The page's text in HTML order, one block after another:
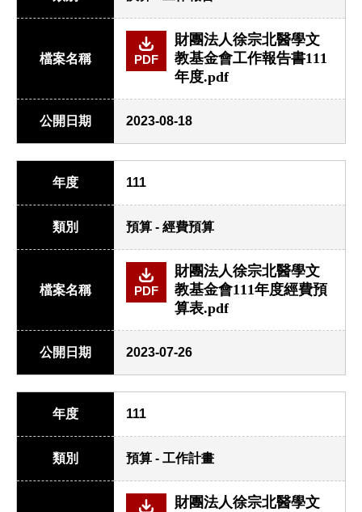
檔案名稱 PDF
財團法人徐宗北醫學文
教基金會工作報告書111
年度.pdf
公開日期 2023-08-18
年度 111
類別 預算 - 經費預算
檔案名稱 PDF
財團法人徐宗北醫學文
教基金會111年度經費預
算表.pdf
公開日期 2023-07-26
年度 111
類別 預算 - 工作計畫
財團法人徐宗北醫學文